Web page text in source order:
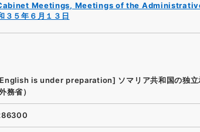
Meetings, Meetings of the
３５年６月１３日
is under preparation] ソマリア共和国の独
務省）